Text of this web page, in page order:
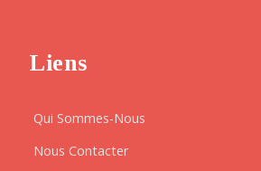
Liens
Qui Sommes-Nous
Nous Contacter